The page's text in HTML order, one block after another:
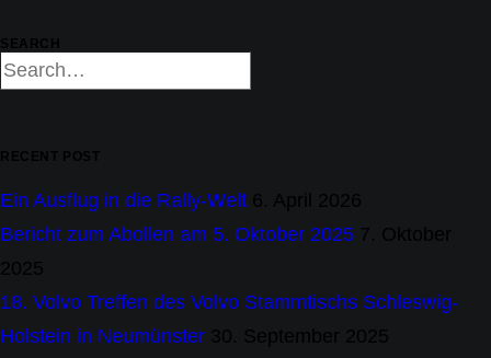
SEARCH
RECENT POST
Ein Ausflug in die Rally-Welt 6. April 2026
Bericht zum Abollen am 5. Oktober 2025 7. Oktober
2025
18. Volvo Treffen des Volvo Stammtischs Schleswig-
Holstein in Neumünster 30. September 2025